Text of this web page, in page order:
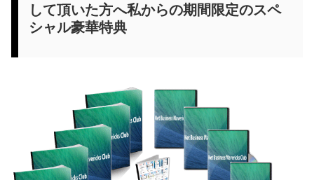
して頂いた方へ私からの期間限定のスペ
シャル豪華特典